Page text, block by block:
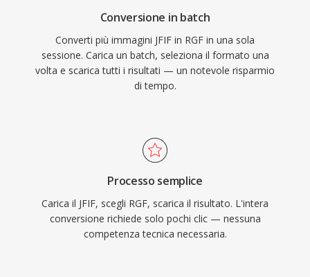
Conversione in batch
Converti più immagini JFIF in RGF in una sola
sessione. Carica un batch, seleziona il formato una
volta e scarica tutti i risultati — un notevole risparmio
di tempo.
Processo semplice
Carica il JFIF, scegli RGF, scarica il risultato. L'intera
conversione richiede solo pochi clic — nessuna
competenza tecnica necessaria.